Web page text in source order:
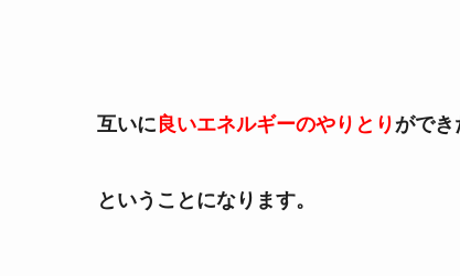
互いに良いエネルギーのやりとりができ
ということになります。